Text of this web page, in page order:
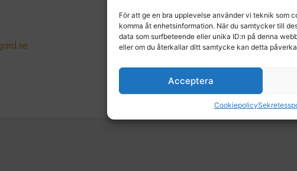
För att ge en bra upplevelse använder vi teknik som
komma åt enhetsinformation. När du samtycker till
data som surfbeteende eller unika ID:n på denna
eller om du återkallar ditt samtycke kan detta
Acceptera
Cookiepolicy